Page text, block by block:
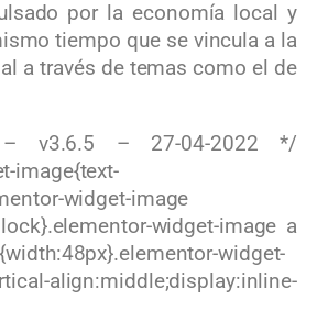
por la economía local y
tiempo que se vincula a la
a través de temas como el de
v3.6.5 – 27-04-2022 */
image{text-
widget-image
widget-image a
widget-
align:middle;display:inline-